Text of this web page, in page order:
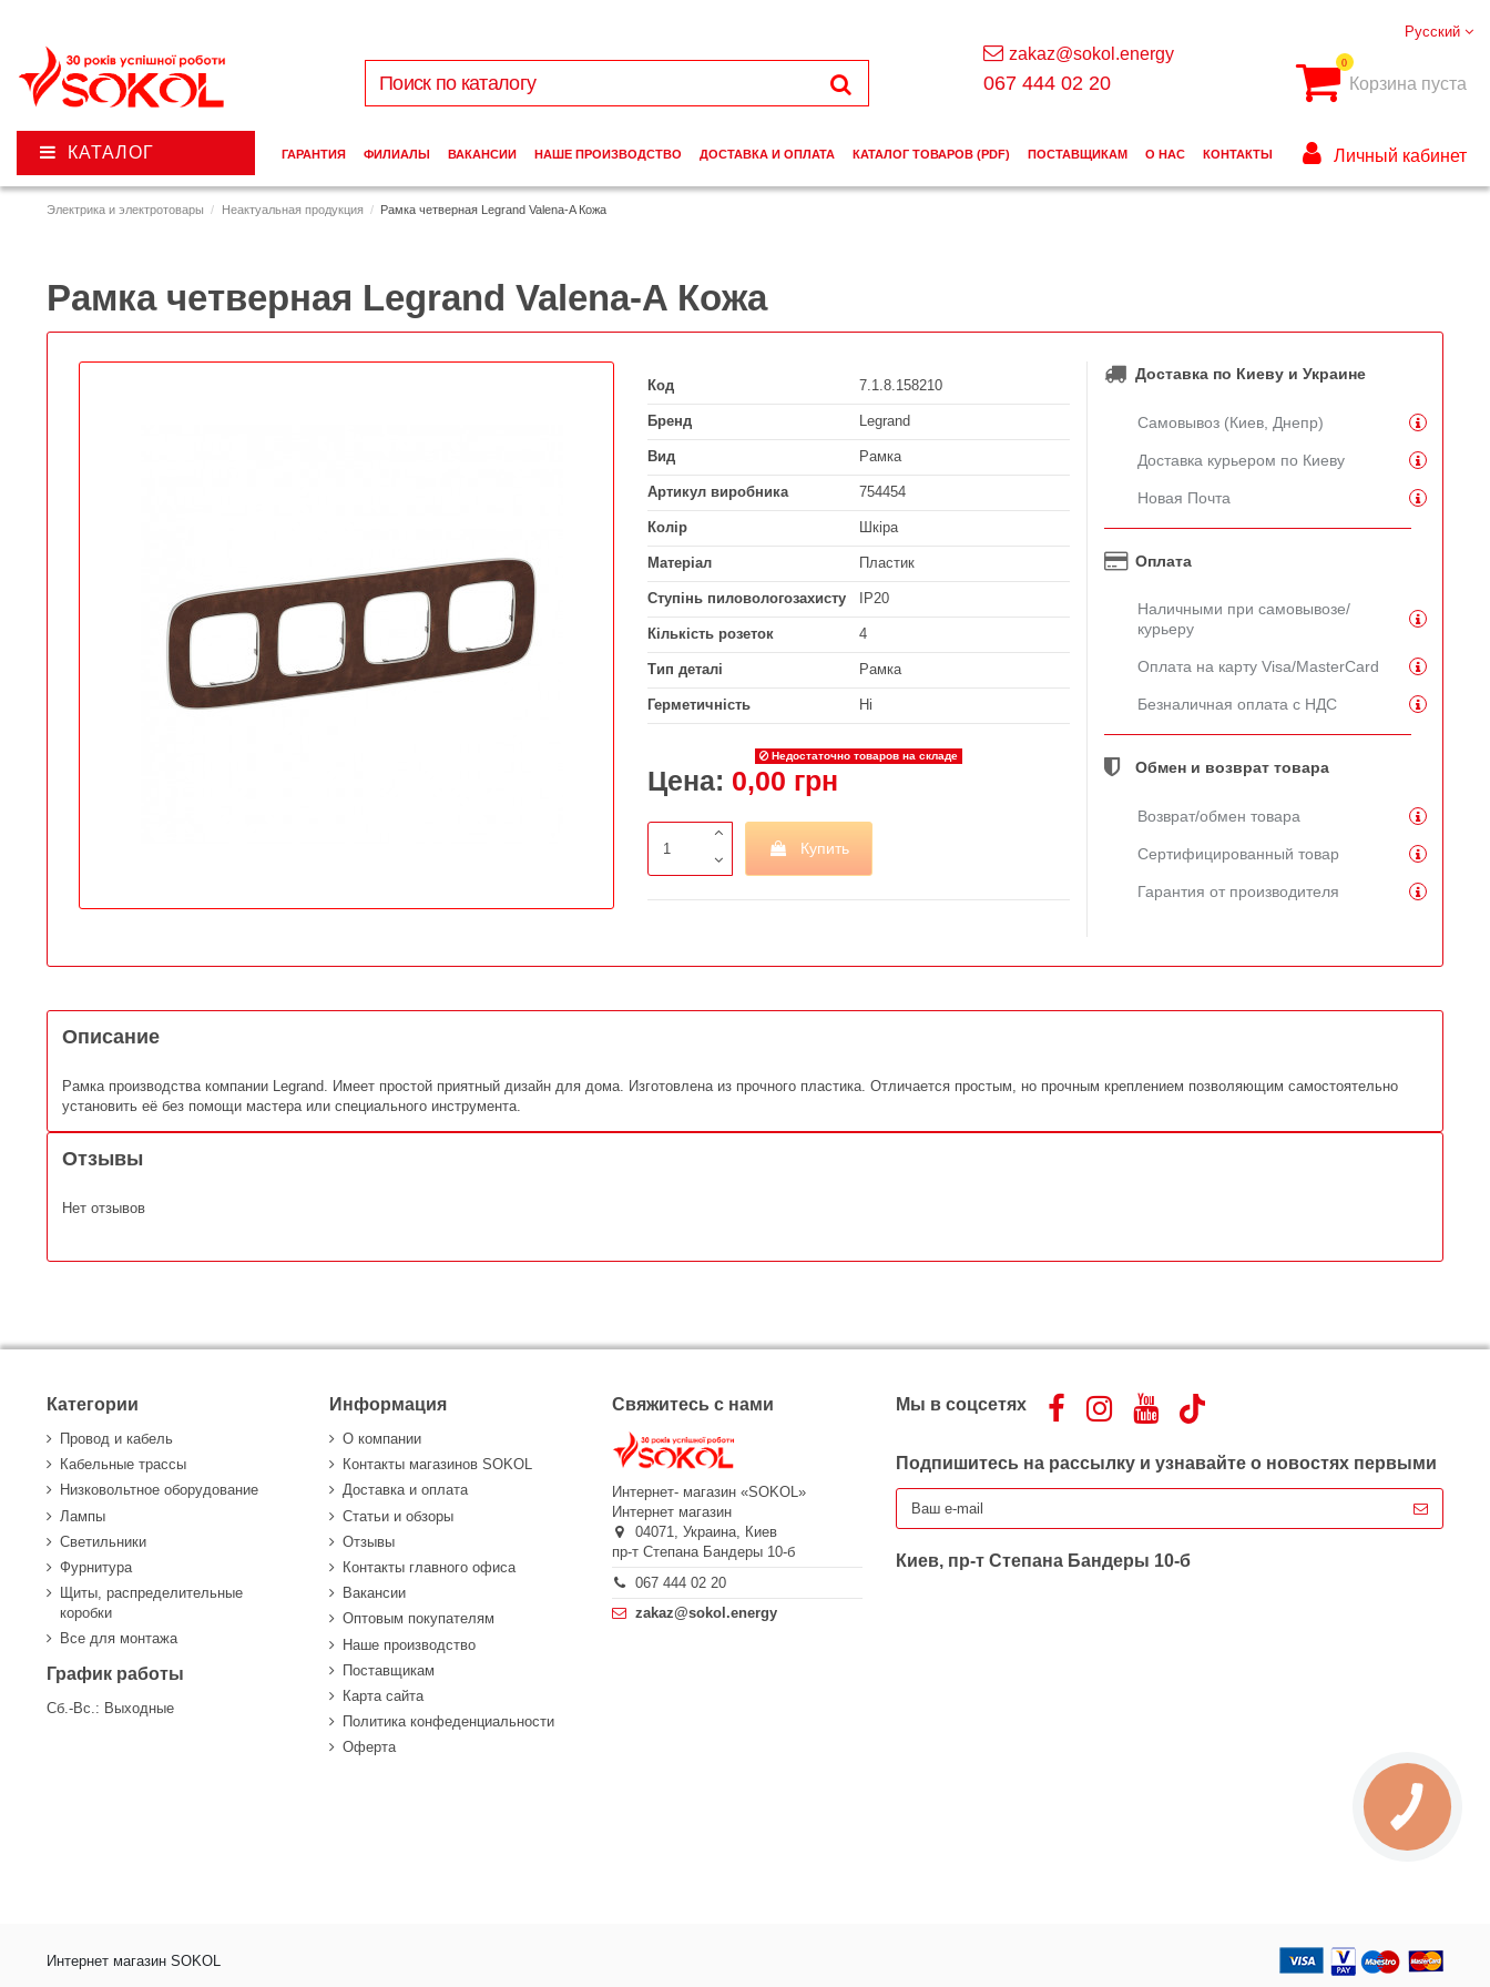
Электрика и электротовары Неактуальная продукция Рамка четверная Legrand Valena-A Кожа
Рамка четверная Legrand Valena-A Кожа
Код 7.1.8.158210
Бренд Legrand
Вид Рамка
Артикул виробника 754454
Колір Шкіра
Матеріал Пластик
Ступінь пиловологозахисту IP20
Кількість розеток 4
Тип деталі Рамка
Герметичність Ні
Недостаточно товаров на складе
Цена: 0,00 грн
Купить
Доставка по Киеву и Украине
Самовывоз (Киев, Днепр)
Доставка курьером по Киеву
Новая Почта
Оплата
Наличными при самовывозе/
курьеру
Оплата на карту Visa/MasterCard
Безналичная оплата с НДС
Обмен и возврат товара
Возврат/обмен товара
Сертифицированный товар
Гарантия от производителя
Описание
Рамка производства компании Legrand. Имеет простой приятный дизайн для дома. Изготовлена из прочного пластика. Отличается простым, но прочным креплением позволяющим самостоятельно
установить её без помощи мастера или специального инструмента.
Отзывы
Нет отзывов
Русский
zakaz@sokol.energy
067 444 02 20
0
Корзина пуста
КАТАЛОГ ГАРАНТИЯ ФИЛИАЛЫ ВАКАНСИИ НАШЕ ПРОИЗВОДСТВО ДОСТАВКА И ОПЛАТА КАТАЛОГ ТОВАРОВ (PDF) ПОСТАВЩИКАМ О НАС КОНТАКТЫ Личный кабинет
Категории
Провод и кабель
Кабельные трассы
Низковольтное оборудование
Лампы
Светильники
Фурнитура
Щиты, распределительные
коробки
Все для монтажа
График работы
Сб.-Вс.: Выходные
Информация
О компании
Контакты магазинов SOKOL
Доставка и оплата
Статьи и обзоры
Отзывы
Контакты главного офиса
Вакансии
Оптовым покупателям
Наше производство
Поставщикам
Карта сайта
Политика конфеденциальности
Оферта
Свяжитесь с нами
Интернет- магазин «SOKOL»
Интернет магазин
04071,Украина, Киев
пр-т Степана Бандеры 10-б
067 444 02 20
zakaz@sokol.energy
Мы в соцсетях
Подпишитесь на рассылку и узнавайте о новостях первыми
Киев, пр-т Степана Бандеры 10-б
Интернет магазин SOKOL